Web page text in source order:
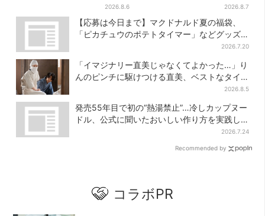
巨大スポーツ店、461ブラン
ド集結！ 6フロアをまとめて
紹介
2026.8.6
よ！」→ノリノリでポーズを
取っていたら…… 海外旅行
でのトラブル防止策を
2026.8.7
【応募は今日まで】マクドナルド夏の福袋、
「ピカチュウのポテトタイマー」などグッズ3
2026.7.20
「イマジナリー直美じゃなくてよかった…」り
んのピンチに駆けつける直美、ベストなタイ
2026.8.5
発売55年目で初の“熱湯禁止”…冷しカップヌー
ドル、公式に聞いたおいしい作り方を実践し
2026.7.24
Recommended by
コラボPR